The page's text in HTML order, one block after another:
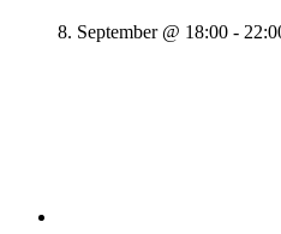
8. September @ 18:00 -